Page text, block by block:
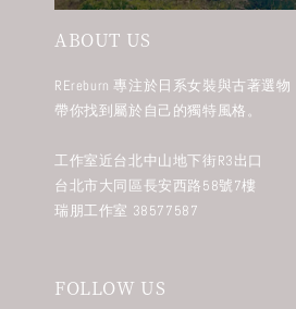
ABOUT US
REreburn 專注於日系女裝與古著選
帶你找到屬於自己的獨特風格。
工作室近台北中山地下街R3出口
台北市大同區長安西路58號7樓
瑞朋工作室 38577587
FOLLOW US